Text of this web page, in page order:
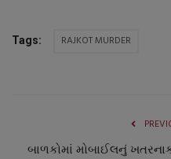
Tags: RAJKOT MURDER
બાળકોમાં મોબાઈલનું